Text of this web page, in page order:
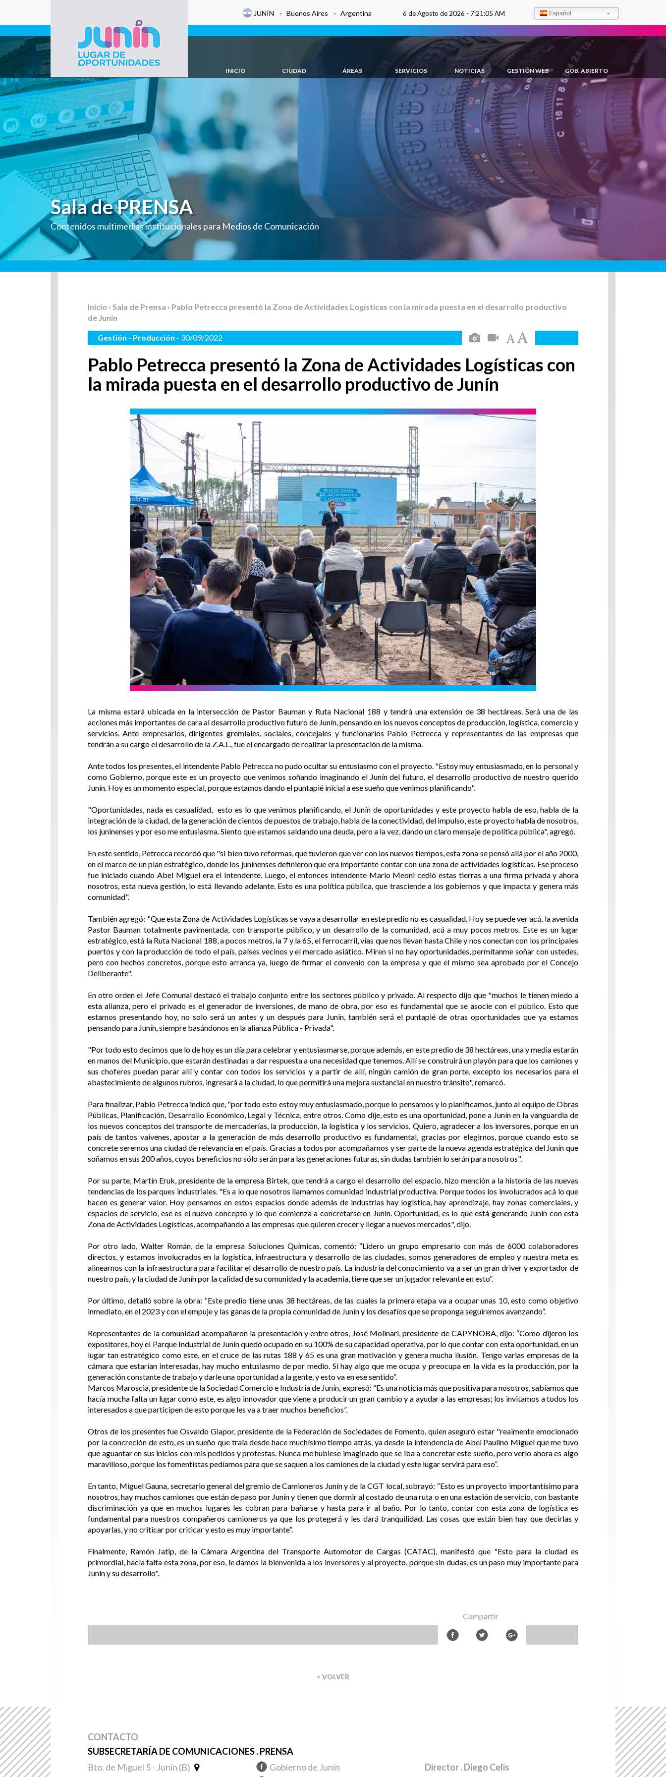
Gobierno de
Junín
JUNÍN · Buenos Aires · Argentina 6 de Agosto de 2026 - 7:21:06 AM Español
INICIO CIUDAD ÁREAS SERVICIOS NOTICIAS GESTIÓN WEB GOB. ABIERTO
Sala de PRENSA
Contenidos multimedias institucionales para Medios de Comunicación
Inicio › Sala de Prensa › Pablo Petrecca presentó la Zona de Actividades Logísticas con la mirada puesta en el desarrollo productivo
de Junín
Gestión - Producción - 30/09/2022
Pablo Petrecca presentó la Zona de Actividades Logísticas con
la mirada puesta en el desarrollo productivo de Junín
La misma estará ubicada en la intersección de Pastor Bauman y Ruta Nacional 188 y tendrá una extensión de 38 hectáreas. Será una de las
acciones más importantes de cara al desarrollo productivo futuro de Junín, pensando en los nuevos conceptos de producción, logística, comercio y
servicios. Ante empresarios, dirigentes gremiales, sociales, concejales y funcionarios Pablo Petrecca y representantes de las empresas que
tendrán a su cargo el desarrollo de la Z.A.L., fue el encargado de realizar la presentación de la misma.
Ante todos los presentes, el intendente Pablo Petrecca no pudo ocultar su entusiasmo con el proyecto. "Estoy muy entusiasmado, en lo personal y
como Gobierno, porque este es un proyecto que venimos soñando imaginando el Junín del futuro, el desarrollo productivo de nuestro querido
Junín. Hoy es un momento especial, porque estamos dando el puntapié inicial a ese sueño que venimos planificando".
"Oportunidades, nada es casualidad, esto es lo que venimos planificando, el Junín de oportunidades y este proyecto habla de eso, habla de la
integración de la ciudad, de la generación de cientos de puestos de trabajo, habla de la conectividad, del impulso, este proyecto habla de nosotros,
los juninenses y por eso me entusiasma. Siento que estamos saldando una deuda, pero a la vez, dando un claro mensaje de política pública", agregó.
En este sentido, Petrecca recordó que "si bien tuvo reformas, que tuvieron que ver con los nuevos tiempos, esta zona se pensó allá por el año 2000,
en el marco de un plan estratégico, donde los juninenses definieron que era importante contar con una zona de actividades logísticas. Ese proceso
fue iniciado cuando Abel Miguel era el Intendente. Luego, el entonces intendente Mario Meoni cedió estas tierras a una firma privada y ahora
nosotros, esta nueva gestión, lo está llevando adelante. Esto es una política pública, que trasciende a los gobiernos y que impacta y genera más
comunidad".
También agregó: "Que esta Zona de Actividades Logísticas se vaya a desarrollar en este predio no es casualidad. Hoy se puede ver acá, la avenida
Pastor Bauman totalmente pavimentada, con transporte público, y un desarrollo de la comunidad, acá a muy pocos metros. Este es un lugar
estratégico, está la Ruta Nacional 188, a pocos metros, la 7 y la 65, el ferrocarril, vías que nos llevan hasta Chile y nos conectan con los principales
puertos y con la producción de todo el país, países vecinos y el mercado asiático. Miren si no hay oportunidades, permítanme soñar con ustedes,
pero con hechos concretos, porque esto arranca ya, luego de firmar el convenio con la empresa y que el mismo sea aprobado por el Concejo
Deliberante".
En otro orden el Jefe Comunal destacó el trabajo conjunto entre los sectores público y privado. Al respecto dijo que "muchos le tienen miedo a
esta alianza, pero el privado es el generador de inversiones, de mano de obra, por eso es fundamental que se asocie con el público. Esto que
estamos presentando hoy, no solo será un antes y un después para Junín, también será el puntapié de otras oportunidades que ya estamos
pensando para Junín, siempre basándonos en la alianza Pública - Privada".
"Por todo esto decimos que lo de hoy es un día para celebrar y entusiasmarse, porque además, en este predio de 38 hectáreas, una y media estarán
en manos del Municipio, que estarán destinadas a dar respuesta a una necesidad que tenemos. Allí se construirá un playón para que los camiones y
sus choferes puedan parar allí y contar con todos los servicios y a partir de allí, ningún camión de gran porte, excepto los necesarios para el
abastecimiento de algunos rubros, ingresará a la ciudad, lo que permitirá una mejora sustancial en nuestro tránsito", remarcó.
Para finalizar, Pablo Petrecca indicó que, "por todo esto estoy muy entusiasmado, porque lo pensamos y lo planificamos, junto al equipo de Obras
Públicas, Planificación, Desarrollo Económico, Legal y Técnica, entre otros. Como dije, esto es una oportunidad, pone a Junín en la vanguardia de
los nuevos conceptos del transporte de mercaderías, la producción, la logística y los servicios. Quiero, agradecer a los inversores, porque en un
país de tantos vaivenes, apostar a la generación de más desarrollo productivo es fundamental, gracias por elegirnos, porque cuando esto se
concrete seremos una ciudad de relevancia en el país. Gracias a todos por acompañarnos y ser parte de la nueva agenda estratégica del Junín que
soñamos en sus 200 años, cuyos beneficios no sólo serán para las generaciones futuras, sin dudas también lo serán para nosotros".
Por su parte, Martin Eruk, presidente de la empresa Birtek, que tendrá a cargo el desarrollo del espacio, hizo mención a la historia de las nuevas
tendencias de los parques industriales. "Es a lo que nosotros llamamos comunidad industrial productiva. Porque todos los involucrados acá lo que
hacen es generar valor. Hoy pensamos en estos espacios donde además de industrias hay logística, hay aprendizaje, hay zonas comerciales, y
espacios de servicio, ese es el nuevo concepto y lo que comienza a concretarse en Junín. Oportunidad, es lo que está generando Junín con esta
Zona de Actividades Logísticas, acompañando a las empresas que quieren crecer y llegar a nuevos mercados", dijo.
Por otro lado, Walter Román, de la empresa Soluciones Químicas, comentó: “Lidero un grupo empresario con más de 6000 colaboradores
directos, y estamos involucrados en la logística, infraestructura y desarrollo de las ciudades, somos generadores de empleo y nuestra meta es
alinearnos con la infraestructura para facilitar el desarrollo de nuestro país. La industria del conocimiento va a ser un gran driver y exportador de
nuestro país, y la ciudad de Junín por la calidad de su comunidad y la academia, tiene que ser un jugador relevante en esto”.
Por último, detalló sobre la obra: “Este predio tiene unas 38 hectáreas, de las cuales la primera etapa va a ocupar unas 10, esto como objetivo
inmediato, en el 2023 y con el empuje y las ganas de la propia comunidad de Junín y los desafíos que se proponga seguiremos avanzando”.
Representantes de la comunidad acompañaron la presentación y entre otros, José Molinari, presidente de CAPYNOBA, dijo: “Como dijeron los
expositores, hoy el Parque Industrial de Junín quedó ocupado en su 100% de su capacidad operativa, por lo que contar con esta oportunidad, en un
lugar tan estratégico como este, en el cruce de las rutas 188 y 65 es una gran motivación y genera mucha ilusión. Tengo varias empresas de la
cámara que estarían interesadas, hay mucho entusiasmo de por medio. Si hay algo que me ocupa y preocupa en la vida es la producción, por la
generación constante de trabajo y darle una oportunidad a la gente, y esto va en ese sentido”.
Marcos Maroscia, presidente de la Sociedad Comercio e Industria de Junín, expresó: “Es una noticia más que positiva para nosotros, sabíamos que
hacía mucha falta un lugar como este, es algo innovador que viene a producir un gran cambio y a ayudar a las empresas; los invitamos a todos los
interesados a que participen de esto porque les va a traer muchos beneficios”.
Otros de los presentes fue Osvaldo Giapor, presidente de la Federación de Sociedades de Fomento, quien aseguró estar "realmente emocionado
por la concreción de esto, es un sueño que traía desde hace muchísimo tiempo atrás, ya desde la intendencia de Abel Paulino Miguel que me tuvo
que aguantar en sus inicios con mis pedidos y protestas. Nunca me hubiese imaginado que se iba a concretar este sueño, pero verlo ahora es algo
maravilloso, porque los fomentistas pedíamos para que se saquen a los camiones de la ciudad y este lugar servirá para eso”.
En tanto, Miguel Gauna, secretario general del gremio de Camioneros Junín y de la CGT local, subrayó: “Esto es un proyecto importantísimo para
nosotros, hay muchos camiones que están de paso por Junín y tienen que dormir al costado de una ruta o en una estación de servicio, con bastante
discriminación ya que en muchos lugares les cobran para bañarse y hasta para ir al baño. Por lo tanto, contar con esta zona de logística es
fundamental para nuestros compañeros camioneros ya que los protegerá y les dará tranquilidad. Las cosas que están bien hay que decirlas y
apoyarlas, y no criticar por criticar y esto es muy importante”.
Finalmente, Ramón Jatip, de la Cámara Argentina del Transporte Automotor de Cargas (CATAC), manifestó que "Esto para la ciudad es
primordial, hacía falta esta zona, por eso, le damos la bienvenida a los inversores y al proyecto, porque sin dudas, es un paso muy importante para
Junín y su desarrollo".
Compartir
< VOLVER
CONTACTO
SUBSECRETARÍA DE COMUNICACIONES . PRENSA
Bto. de Miguel 5 - Junín (B)
Gobierno de Junín
Director. Diego Celis